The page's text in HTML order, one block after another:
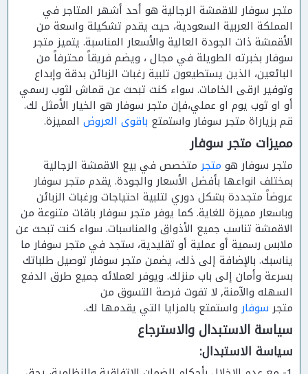
متجر سوفار للاقمشة الرجالية هو أحد أشهر المتاجر في
المملكة العربية السعودية، حيث يقدم تشكيلة واسعة من
الأقمشة ذات الجودة العالية والأسعار المناسبة. يتميز متجر
سوفار بخبرته الطويلة في مجال ، ويضم فريقاً محترفاً من
البائعين، الذين يستطيعون تلبية رغبات الزبائن بدقة وإبداع
وتوفير ارقى الخامات. سواء كنت تبحث عن قماش لثوب رسمي
أو او ثوب يوم او عملي،فإن متجر سوفار هو الخيار الأمثل لك.
قم بزياراة متجر سوفار واستمتع باقوى العروض المميزة.
مميزات متجر سوفار
متجر سوفار هو متجر متخصص في بيع الاقمشة الرجالية
بمختلف انواعها بأفضل الأسعار والجودة. يقدم متجر سوفار
عروضاً متجددة بشكل دوري لتلبية احتياجات ورغبات الزبائن
وباسعار مميزة للغاية. كما يوفر متجر سوفار باقات متنوعة من
الاقمشة تناسب جميع الأذواق والمناسبات. سواء كنت تبحث عن
ملابس رسمية أو عملية أو تقليدية، ستجد في متجر سوفار ما
يناسبك. بالإضافة إلى ذلك، يضمن متجر سوفار توصيل طلباتك
بسرعة وأمان إلى باب منزلك. ويوفر لعملائه جميع طرق الدفع
السهله والآمنة, لا تفوت فرصة التسوق من
متجر سوفار واستمتع بالمزايا التي يقدمها لك.
سياسة الاستبدال والاسترجاع
سياسة الاستبدال: